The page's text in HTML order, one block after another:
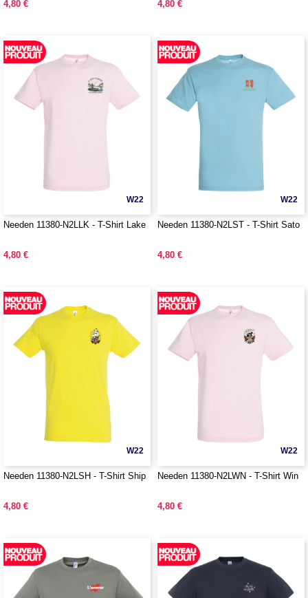
4,80 €
4,80 €
W22
Needen 11380-N2LLK - T-Shirt Lake
4,80 €
W22
Needen 11380-N2LST - T-Shirt Sato
4,80 €
W22
Needen 11380-N2LSH - T-Shirt Ship
4,80 €
W22
Needen 11380-N2LWN - T-Shirt Win
4,80 €